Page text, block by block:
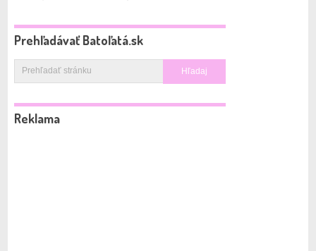
Prehľadávať Batoľatá.sk
Reklama